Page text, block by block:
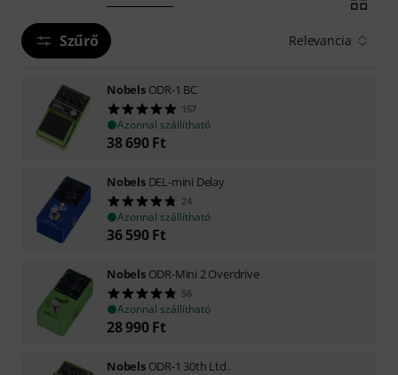
Szűrő Relevancia
Nobels ODR-1 BC
157
Azonnal szállítható
38 690 Ft
Nobels DEL-mini Delay
24
Azonnal szállítható
36 590 Ft
Nobels ODR-Mini 2 Overdrive
56
Azonnal szállítható
28 990 Ft
Nobels ODR-1 30th Ltd.